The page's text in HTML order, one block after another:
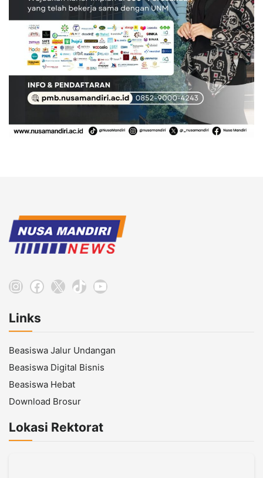
Instagram
Facebook
X TikTokYouTube
Links
Beasiswa Jalur Undangan
Beasiswa Digital Bisnis
Beasiswa Hebat
Download Brosur
Lokasi Rektorat